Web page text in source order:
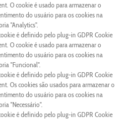
O cookie é usado para armazenar o
do usuário para os cookies na
"Analytics".
é definido pelo plug-in GDPR Cookie
O cookie é usado para armazenar o
do usuário para os cookies na
"Funcional".
é definido pelo plug-in GDPR Cookie
Os cookies são usados para armazenar o
do usuário para os cookies na
"Necessário".
é definido pelo plug-in GDPR Cookie